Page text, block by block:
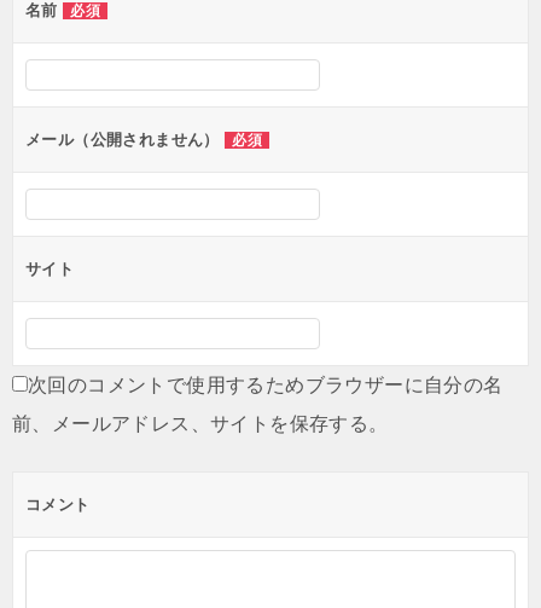
ー
シ
ン
名前 必須
メール（公開されません） 必須
サイト
次回のコメントで使用するためブラウザーに自分の名
前、メールアドレス、サイトを保存する。
コメント